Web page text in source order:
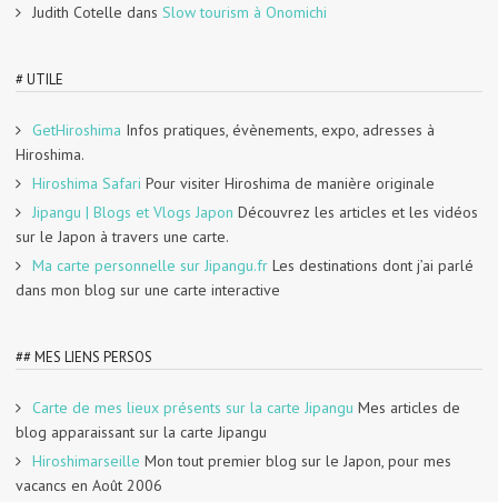
Judith Cotelle dans Slow tourism à Onomichi
# UTILE
GetHiroshima Infos pratiques, évènements, expo, adresses à
Hiroshima.
Hiroshima Safari Pour visiter Hiroshima de manière originale
Jipangu | Blogs et Vlogs Japon Découvrez les articles et les vidéos
sur le Japon à travers une carte.
Ma carte personnelle sur Jipangu.fr Les destinations dont j’ai parlé
dans mon blog sur une carte interactive
## MES LIENS PERSOS
Carte de mes lieux présents sur la carte Jipangu Mes articles de
blog apparaissant sur la carte Jipangu
Hiroshimarseille Mon tout premier blog sur le Japon, pour mes
vacancs en Août 2006